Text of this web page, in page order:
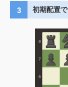
初期配置